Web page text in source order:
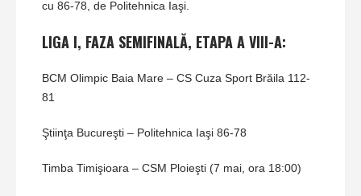
cu 86-78, de Politehnica Iaşi.
LIGA I, FAZA SEMIFINALĂ, ETAPA A VIII-A:
BCM Olimpic Baia Mare – CS Cuza Sport Brăila 112-
81
Ştiinţa Bucureşti – Politehnica Iaşi 86-78
Timba Timişioara – CSM Ploieşti (7 mai, ora 18:00)